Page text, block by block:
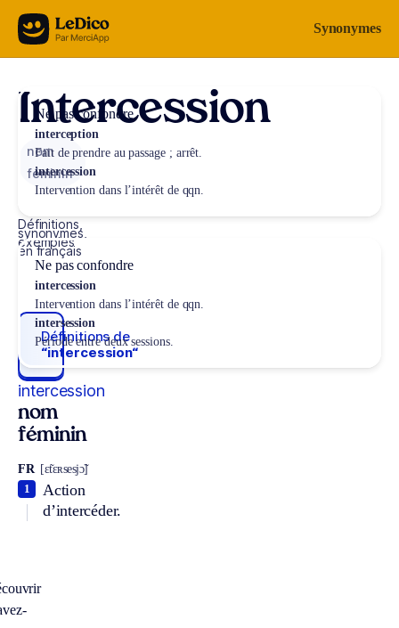
Aller au contenu Synonymes
Intercession
nom
féminin
Définitions,
synonymes,
exemples
en français
Définitions de
“intercession“
intercession
nom
féminin
FR [ɛ̃tɛʀsesjɔ̃]
Action
d’intercéder.
1
Ne pas confondre
interception
Fait de prendre au passage ; arrêt.
intercession
Intervention dans l’intérêt de qqn.
Ne pas confondre
intercession
Intervention dans l’intérêt de qqn.
intersession
Période entre deux sessions.